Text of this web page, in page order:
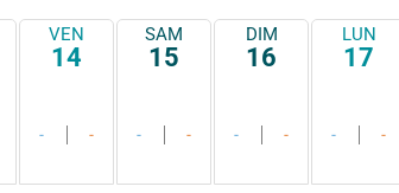
VEN
14
- -
SAM
15
- -
DIM
16
- -
LUN
17
- -